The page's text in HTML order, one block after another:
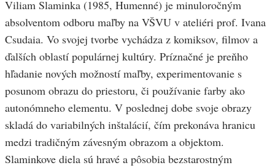
Viliam Slaminka (1985, Humenné) je minuloročným
absolventom odboru maľby na VŠVU v ateliéri prof. Ivana
Csudaia. Vo svojej tvorbe vychádza z komiksov, filmov a
ďalších oblastí populárnej kultúry. Príznačné je preňho
hľadanie nových možností maľby, experimentovanie s
posunom obrazu do priestoru, či používanie farby ako
autonómneho elementu. V poslednej dobe svoje obrazy
skladá do variabilných inštalácií, čím prekonáva hranicu
medzi tradičným závesným obrazom a objektom.
Slaminkove diela sú hravé a pôsobia bezstarostným